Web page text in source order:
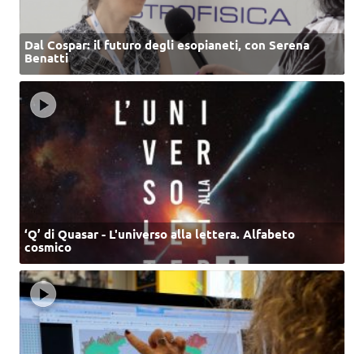
Dal Cospar: il futuro degli esopianeti, con Serena
Benatti
‘Q’ di Quasar - L'universo alla lettera. Alfabeto
cosmico